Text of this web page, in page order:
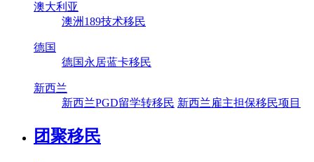
澳大利亚
澳洲189技术移民
德国
德国永居蓝卡移民
新西兰
新西兰PGD留学转移民 新西兰雇主担保移民项目
团聚移民